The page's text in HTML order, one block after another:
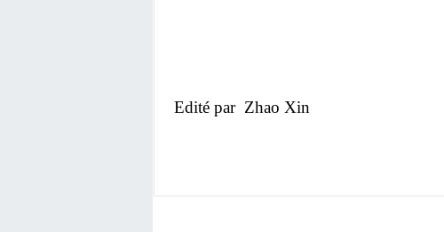
Edité par Zhao Xin